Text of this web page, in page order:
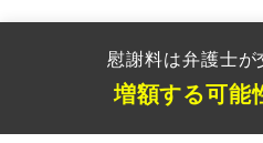
慰謝料は弁護士が
増額する可能